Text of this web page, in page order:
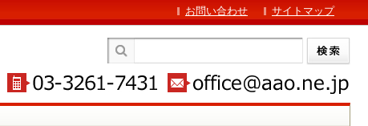
お問い合わせ サイトマップ